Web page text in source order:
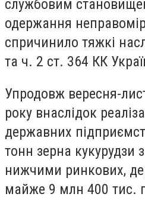
службовим
одержання
спричинило тяжкі
та ч. 2 ст. 364 КК
Упродовж вересня-
року внаслідок
державних
тонн зерна кукурудзи
нижчими ринкових,
майже 9 млн 400 тис.